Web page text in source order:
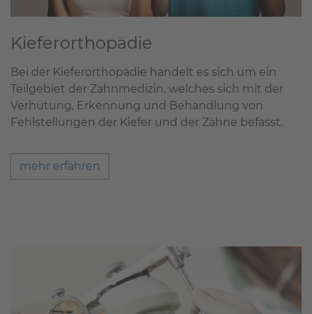
Kieferorthopädie
Bei der Kieferorthopädie handelt es sich um ein
Teilgebiet der Zahnmedizin, welches sich mit der
Verhütung, Erkennung und Behandlung von
Fehlstellungen der Kiefer und der Zähne befasst.
mehr erfahren